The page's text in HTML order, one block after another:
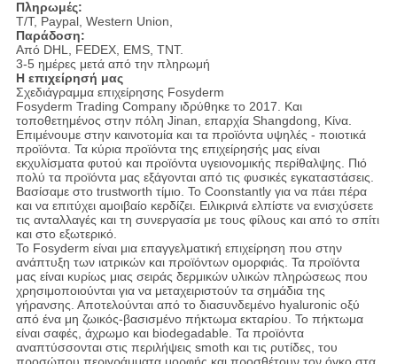
Πληρωμές:
T/T, Paypal, Western Union,
Παράδοση:
Από DHL, FEDEX, EMS, TNT.
3-5 ημέρες μετά από την πληρωμή
Η επιχείρησή μας
Σχεδιάγραμμα επιχείρησης Fosyderm
Fosyderm Trading Company ιδρύθηκε το 2017. Και
τοποθετημένος στην πόλη Jinan, επαρχία Shangdong, Κίνα.
Επιμένουμε στην καινοτομία και τα προϊόντα υψηλές - ποιοτικά
προϊόντα. Τα κύρια προϊόντα της επιχείρησής μας είναι
εκχυλίσματα φυτού και προϊόντα υγειονομικής περίθαλψης. Πιό
πολύ τα προϊόντα μας εξάγονται από τις φυσικές εγκαταστάσεις.
Βασίσαμε στο trustworth τίμιο. Το Coonstantly για να πάει πέρα
και να επιτύχει αμοιβαίο κερδίζει. Ειλικρινά ελπίστε να ενισχύσετε
τις ανταλλαγές και τη συνεργασία με τους φίλους και από το σπίτι
και στο εξωτερικό.
Το Fosyderm είναι μια επαγγελματική επιχείρηση που στην
ανάπτυξη των ιατρικών και προϊόντων ομορφιάς. Τα προϊόντα
μας είναι κυρίως μιας σειράς δερμικών υλικών πληρώσεως που
χρησιμοποιούνται για να μεταχειριστούν τα σημάδια της
γήρανσης. Αποτελούνται από το διασυνδεμένο hyaluronic οξύ
από ένα μη ζωικός-βασισμένο πήκτωμα εκταρίου. Το πήκτωμα
είναι σαφές, άχρωμο και biodegadable. Τα προϊόντα
αναπτύσσονται στις περιλήψεις smoth και τις ρυτίδες, του